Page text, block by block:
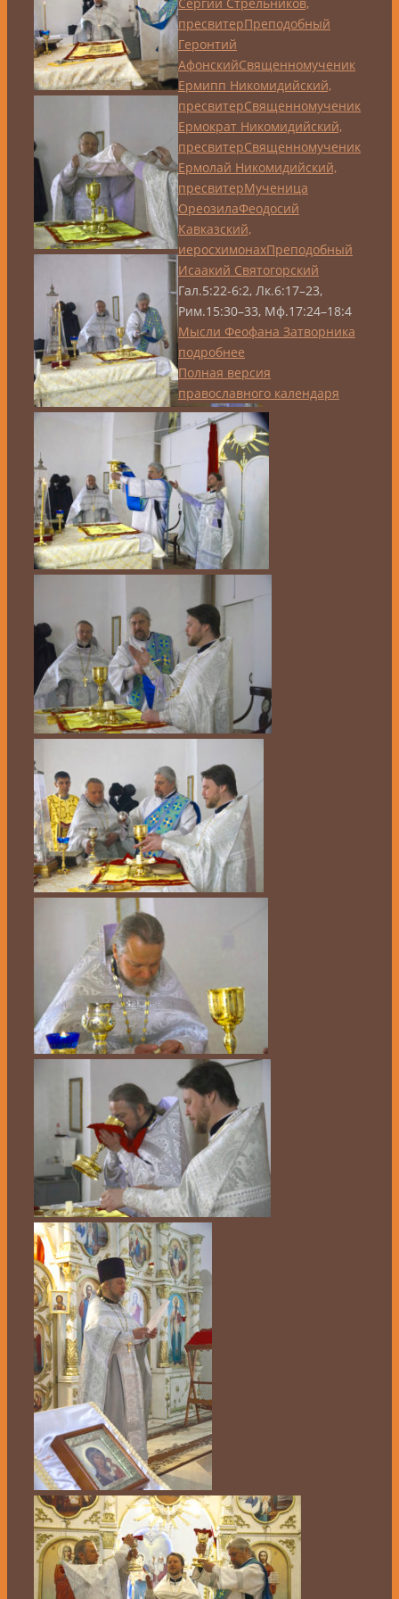
пресвитерПреподобный
Геронтий
АфонскийСвященномученик
Ермипп Никомидийский,
пресвитерСвященномученик
Ермократ Никомидийский,
пресвитерСвященномученик
Ермолай Никомидийский,
пресвитерМученица
ОреозилаФеодосий
Кавказский,
иеросхимонахПреподобный
Исаакий Святогорский
Гал.5:22-6:2, Лк.6:17–23,
Рим.15:30–33, Мф.17:24–18:4
Мысли Феофана Затворника
подробнее
Полная версия
православного календаря